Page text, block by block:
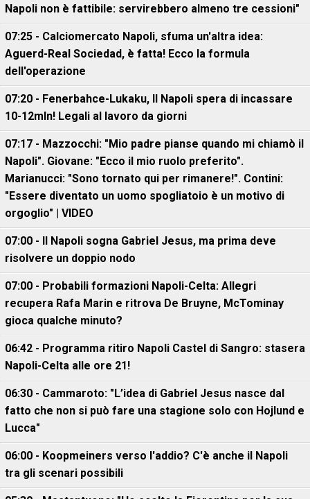
Napoli non è fattibile: servirebbero almeno tre cessioni"
07:25 - Calciomercato Napoli, sfuma un'altra idea:
Aguerd-Real Sociedad, è fatta! Ecco la formula
dell'operazione
07:20 - Fenerbahce-Lukaku, ll Napoli spera di incassare
10-12mln! Legali al lavoro da giorni
07:17 - Mazzocchi: "Mio padre pianse quando mi chiamò il
Napoli". Giovane: "Ecco il mio ruolo preferito".
Marianucci: "Sono tornato qui per rimanere!". Contini:
"Essere diventato un uomo spogliatoio è un motivo di
orgoglio" | VIDEO
07:00 - Il Napoli sogna Gabriel Jesus, ma prima deve
risolvere un doppio nodo
07:00 - Probabili formazioni Napoli-Celta: Allegri
recupera Rafa Marin e ritrova De Bruyne, McTominay
gioca qualche minuto?
06:42 - Programma ritiro Napoli Castel di Sangro: stasera
Napoli-Celta alle ore 21!
06:30 - Cammaroto: "L’idea di Gabriel Jesus nasce dal
fatto che non si può fare una stagione solo con Hojlund e
Lucca"
06:00 - Koopmeiners verso l'addio? C'è anche il Napoli
tra gli scenari possibili